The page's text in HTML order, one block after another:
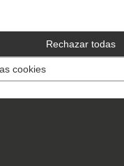
Rechazar todas
cookies